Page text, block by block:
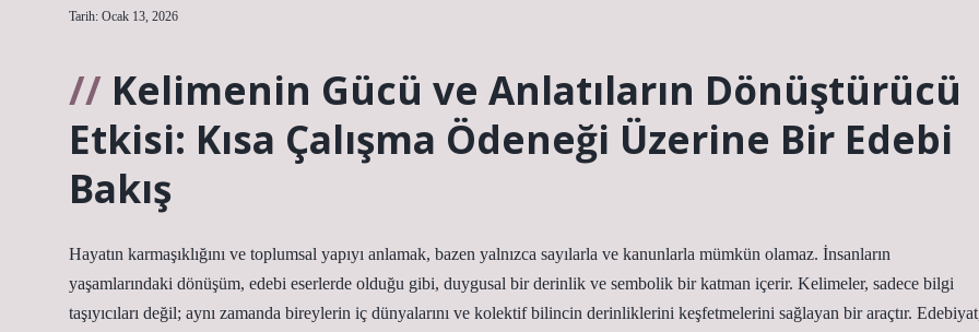
Tarih: Ocak 13, 2026
Kelimenin Gücü ve Anlatıların Dönüştürücü
Etkisi: Kısa Çalışma Ödeneği Üzerine Bir Edebi
Bakış
Hayatın karmaşıklığını ve toplumsal yapıyı anlamak, bazen yalnızca sayılarla ve kanunlarla mümkün olamaz. İnsanların
yaşamlarındaki dönüşüm, edebi eserlerde olduğu gibi, duygusal bir derinlik ve sembolik bir katman içerir. Kelimeler, sadece bilgi
taşıyıcıları değil; aynı zamanda bireylerin iç dünyalarını ve kolektif bilincin derinliklerini keşfetmelerini sağlayan bir araçtır.